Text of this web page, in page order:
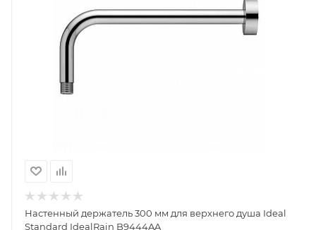
Настенный держатель 300 мм для верхнего душа Ideal
Standard IdealRain B9444AA